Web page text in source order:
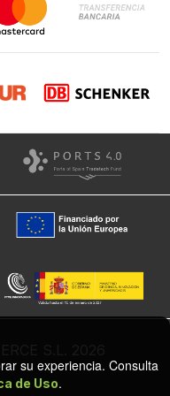
S.L. 2026
su experiencia. Consulta
de Uso.